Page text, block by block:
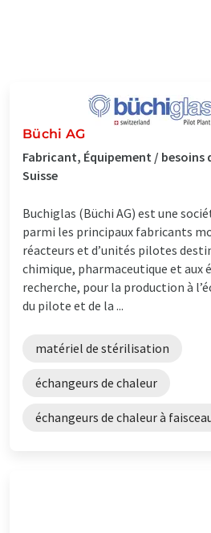
Büchi AG
Fabricant, Équipement /
Suisse
Buchiglas (Büchi AG) est une
parmi les principaux fabricants
réacteurs et d’unités pilotes
chimique, pharmaceutique et aux
recherche, pour la production à
du pilote et de la ...
matériel de stérilisation
échangeurs de chaleur
échangeurs de chaleur à